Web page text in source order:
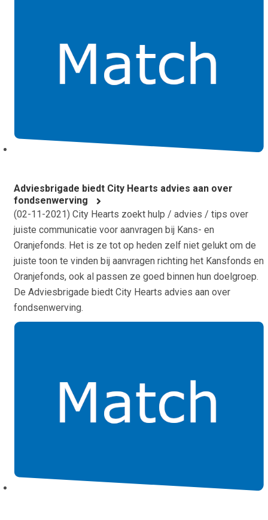
Adviesbrigade biedt City Hearts advies aan over
fondsenwerving
(02-11-2021) City Hearts zoekt hulp / advies / tips over
juiste communicatie voor aanvragen bij Kans- en
Oranjefonds. Het is ze tot op heden zelf niet gelukt om de
juiste toon te vinden bij aanvragen richting het Kansfonds en
Oranjefonds, ook al passen ze goed binnen hun doelgroep.
De Adviesbrigade biedt City Hearts advies aan over
fondsenwerving.